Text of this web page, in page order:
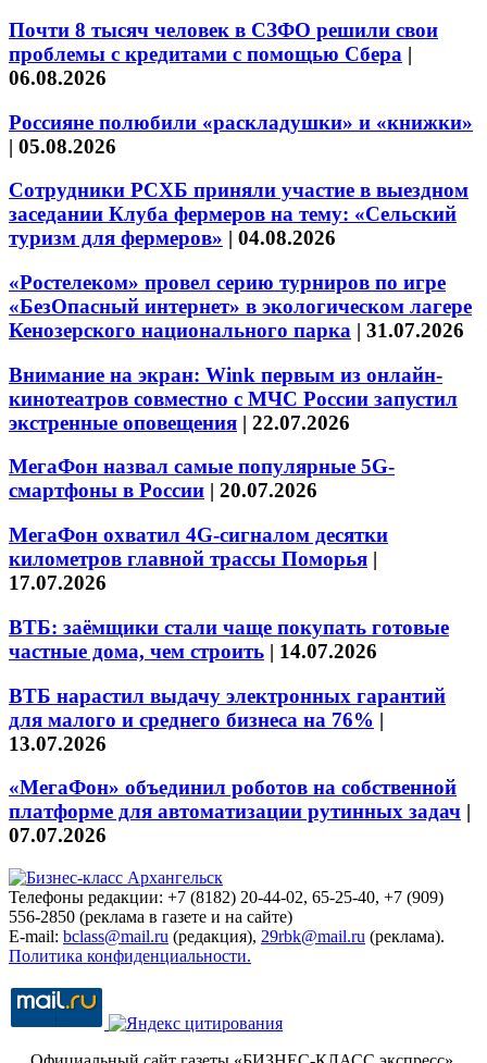
Почти 8 тысяч человек в СЗФО решили свои
проблемы с кредитами с помощью Сбера |
06.08.2026
Россияне полюбили «раскладушки» и «книжки»
| 05.08.2026
Сотрудники РСХБ приняли участие в выездном
заседании Клуба фермеров на тему: «Сельский
туризм для фермеров» | 04.08.2026
«Ростелеком» провел серию турниров по игре
«БезОпасный интернет» в экологическом лагере
Кенозерского национального парка | 31.07.2026
Внимание на экран: Wink первым из онлайн-
кинотеатров совместно с МЧС России запустил
экстренные оповещения | 22.07.2026
МегаФон назвал самые популярные 5G-
смартфоны в России | 20.07.2026
МегаФон охватил 4G-сигналом десятки
километров главной трассы Поморья |
17.07.2026
ВТБ: заёмщики стали чаще покупать готовые
частные дома, чем строить | 14.07.2026
ВТБ нарастил выдачу электронных гарантий
для малого и среднего бизнеса на 76% |
13.07.2026
«МегаФон» объединил роботов на собственной
платформе для автоматизации рутинных задач |
07.07.2026
Телефоны редакции: +7 (8182) 20-44-02, 65-25-40, +7 (909)
556-2850 (реклама в газете и на сайте)
E-mail: bclass@mail.ru (редакция), 29rbk@mail.ru (реклама).
Политика конфиденциальности.